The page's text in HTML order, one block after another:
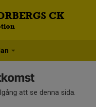
CK
att se denna sida.